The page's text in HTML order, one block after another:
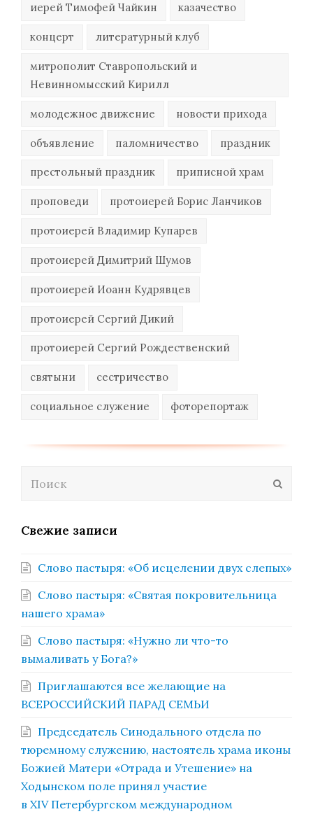
иерей Тимофей Чайкин казачество
концерт литературный клуб
митрополит Ставропольский и
Невинномысский Кирилл
молодежное движение новости прихода
объявление паломничество праздник
престольный праздник приписной храм
проповеди протоиерей Борис Ланчиков
протоиерей Владимир Купарев
протоиерей Димитрий Шумов
протоиерей Иоанн Кудрявцев
протоиерей Сергий Дикий
протоиерей Сергий Рождественский
святыни сестричество
социальное служение фоторепортаж
Свежие записи
Слово пастыря: «Об исцелении двух слепых»
Слово пастыря: «Святая покровительница
нашего храма»
Слово пастыря: «Нужно ли что-то
вымаливать у Бога?»
Приглашаются все желающие на
ВСЕРОССИЙСКИЙ ПАРАД СЕМЬИ
Председатель Синодального отдела по
тюремному служению, настоятель храма иконы
Божией Матери «Отрада и Утешение» на
Ходынском поле принял участие
в XIV Петербургском международном